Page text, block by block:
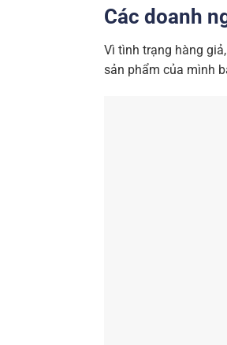
Các doanh
Vì tình trạng hàng
sản phẩm của mình